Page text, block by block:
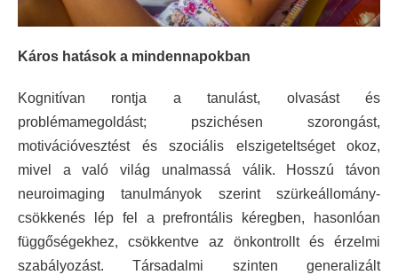
Káros hatások a mindennapokban
Kognitívan rontja a tanulást, olvasást és
problémamegoldást; pszichésen szorongást,
motivációvesztést és szociális elszigeteltséget okoz,
mivel a való világ unalmassá válik. Hosszú távon
neuroimaging tanulmányok szerint szürkeállomány-
csökkenés lép fel a prefrontális kéregben, hasonlóan
függőségekhez, csökkentve az önkontrollt és érzelmi
szabályozást. Társadalmi szinten generalizált